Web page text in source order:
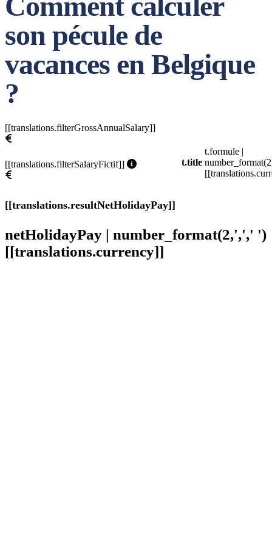
son pécule de
vacances en Belgique
?
[[translations.filterGrossAnnualSalary]]
[[translations.filterSalaryFictif]] t.title
t.formule |
[[translations.resultNetHolidayPay]]
netHolidayPay | number_format(2,',',' ')
[[translations.currency]]